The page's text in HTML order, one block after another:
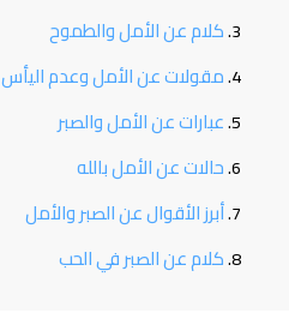
كلام عن الأمل والطموح
مقولات عن الأمل وعدم اليأس
عبارات عن الأمل والصبر
حالات عن الأمل بالله
أبرز الأقوال عن الصبر والأمل
كلام عن الصبر في الحب